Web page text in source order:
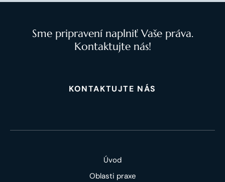
Sme pripravení naplniť Vaše práva.
Kontaktujte nás!
KONTAKTUJTE NÁS
Úvod
Oblasti praxe